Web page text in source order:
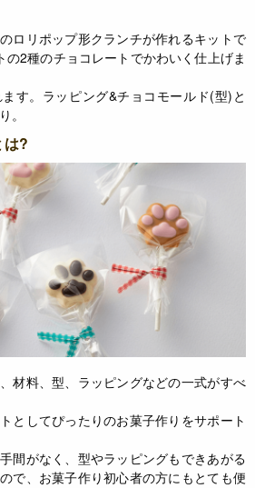
ロリポップ形クランチが作れるキットで
2種のチョコレートでかわいく仕上げま
す。ラッピング&チョコモールド(型)と
。
は?
材料、型、ラッピングなどの一式がすべ
としてぴったりのお菓子作りをサポート
間がなく、型やラッピングもできあがる
で、お菓子作り初心者の方にもとても便